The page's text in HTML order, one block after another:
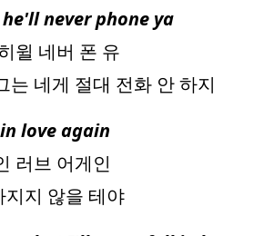
never phone ya
윌 네버 폰 유
는 네게 절대 전화 안 하지
love again
러브 어게인
지 않을 테야